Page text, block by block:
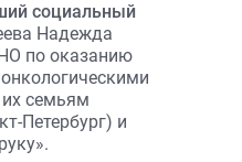
социальный
Надежда
по оказанию
семьям
Петербург) и